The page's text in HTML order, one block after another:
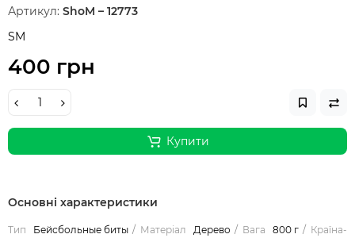
Артикул: ShoM – 12773
SM
400 грн
Купити
Основні характеристики
Тип Бейсбольные биты Матеріал Дерево Вага 800 г
Країна-